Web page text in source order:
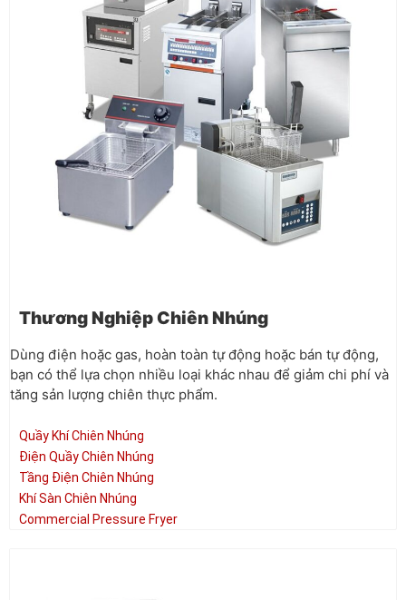
Thương Nghiệp Chiên Nhúng
Dùng điện hoặc gas, hoàn toàn tự động hoặc bán tự động,
bạn có thể lựa chọn nhiều loại khác nhau để giảm chi phí và
tăng sản lượng chiên thực phẩm.
Quầy Khí Chiên Nhúng
Điện Quầy Chiên Nhúng
Tầng Điện Chiên Nhúng
Khí Sàn Chiên Nhúng
Commercial Pressure Fryer